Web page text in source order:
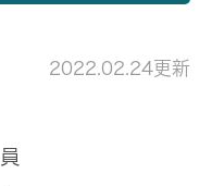
2022.02.24更新